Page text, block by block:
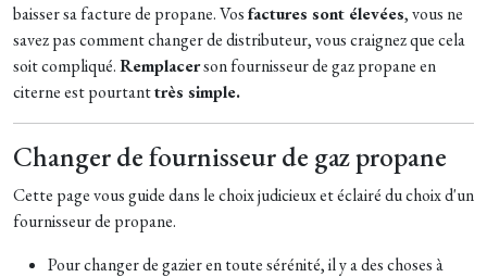
baisser sa facture de propane. Vosfactures sont élevées, vous ne
savez pas comment changer de distributeur, vous craignez que cela
soit compliqué.Remplacerson fournisseur de gaz propane en
citerne est pourtanttrès simple.
Changer de fournisseur de gaz propane
Cette page vous guide dans le choix judicieux et éclairé du choix d'un
fournisseur de propane.
Pour changer de gazier en toute sérénité, il y a des choses à